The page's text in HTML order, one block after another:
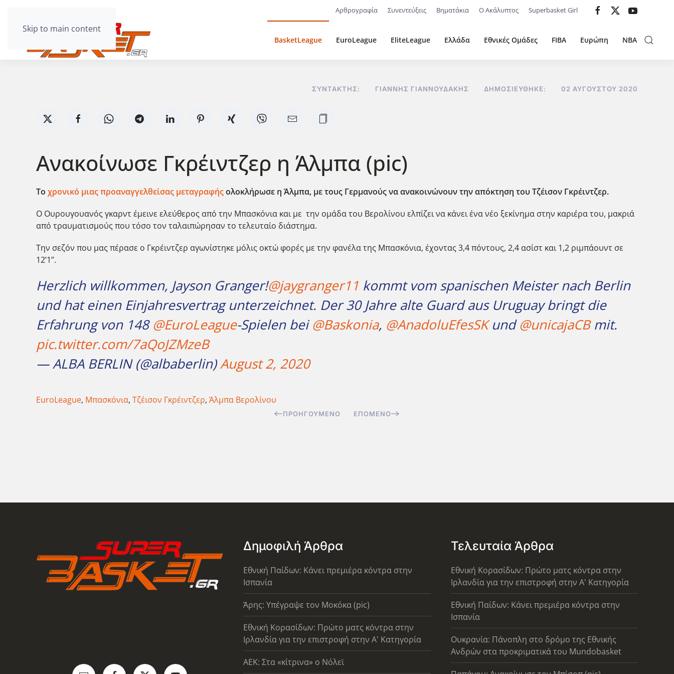
Skip to main content
Αρθρογραφία Συνεντεύξεις Βηματάκια Ο Ακάλυπτος Superbasket Girl
BasketLeague EuroLeague EliteLeague Ελλάδα Εθνικές Ομάδες FIBA Ευρώπη NBA
ΣΥΝΤΆΚΤΗΣ: ΓΙΆΝΝΗΣ ΓΙΑΝΝΟΥΔΆΚΗΣ ΔΗΜΟΣΙΕΎΘΗΚΕ: 02 ΑΥΓΟΎΣΤΟΥ 2020
Ανακοίνωσε Γκρέιντζερ η Άλμπα (pic)
Το χρονικό μιας προαναγγελθείσας μεταγραφήςολοκλήρωσε η Άλμπα, με τους Γερμανούς να ανακοινώνουν την απόκτηση του Τζέισον Γκρέιντζερ.
Ο Ουρουγουανός γκαρντ έμεινε ελεύθερος από την Μπασκόνια και με την ομάδα του Βερολίνου ελπίζει να κάνει ένα νέο ξεκίνημα στην καριέρα του, μακριά
από τραυματισμούς που τόσο τον ταλαιπώρησαν το τελευταίο διάστημα.
Την σεζόν που μας πέρασε ο Γκρέιντζερ αγωνίστηκε μόλις οκτώ φορές με την φανέλα της Μπασκόνια, έχοντας 3,4 πόντους, 2,4 ασίστ και 1,2 ριμπάουντ σε
12’1’’.
Herzlich willkommen, Jayson Granger!@jaygranger11 kommt vom spanischen Meister nach Berlin
und hat einen Einjahresvertrag unterzeichnet. Der 30 Jahre alte Guard aus Uruguay bringt die
Erfahrung von 148 @EuroLeague-Spielen bei @Baskonia, @AnadoluEfesSKund@unicajaCBmit.
pic.twitter.com/7aQoJZMzeB
— ALBA BERLIN (@albaberlin)August 2, 2020
EuroLeague, Μπασκόνια, Τζέισον Γκρέιντζερ, Άλμπα Βερολίνου
ΠΡΟΗΓΟΎΜΕΝΟ ΕΠΌΜΕΝΟ
Δημοφιλή Άρθρα
Εθνική Παίδων: Κάνει πρεμιέρα κόντρα στην
Ισπανία
Άρης: Υπέγραψε τον Μοκόκα (pic)
Εθνική Κορασίδων: Πρώτο ματς κόντρα στην
Ιρλανδία για την επιστροφή στην Α' Κατηγορία
AEK: Στα «κίτρινα» ο Νόλεϊ
Τελευταία Άρθρα
Εθνική Κορασίδων: Πρώτο ματς κόντρα στην
Ιρλανδία για την επιστροφή στην Α' Κατηγορία
Εθνική Παίδων: Κάνει πρεμιέρα κόντρα στην
Ισπανία
Ουκρανία: Πάνοπλη στο δρόμο της Εθνικής
Ανδρών στα προκριματικά του Mundobasket